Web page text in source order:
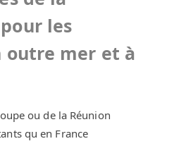
les
mer et à
ou de la Réunion
qu en France